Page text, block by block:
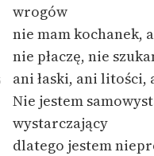
wrogów
nie mam kochanek,
nie płaczę, nie
ani łaski, ani
Nie jestem
wystarczający
dlatego jestem